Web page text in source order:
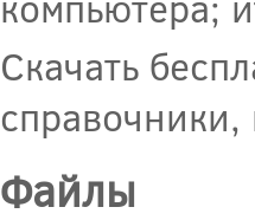
Скачать
Файлы